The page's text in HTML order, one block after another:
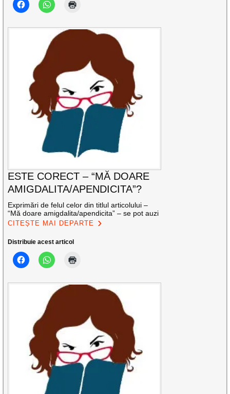
ESTE CORECT – “MĂ DOARE
AMIGDALITA/APENDICITA”?
Exprimări de felul celor din titlul articolului –
“Mă doare amigdalita/apendicita” – se pot auzi
CITEȘTE MAI DEPARTE
Distribuie acest articol